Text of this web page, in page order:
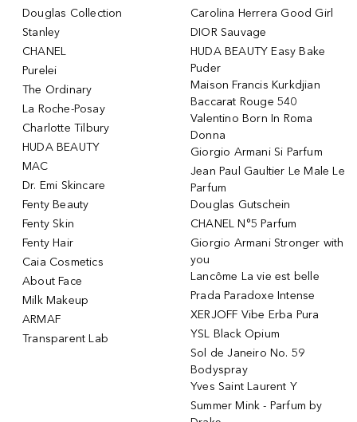
Douglas Collection
Stanley
CHANEL
Purelei
The Ordinary
La Roche-Posay
Charlotte Tilbury
HUDA BEAUTY
MAC
Dr. Emi Skincare
Fenty Beauty
Fenty Skin
Fenty Hair
Caia Cosmetics
About Face
Milk Makeup
ARMAF
Transparent Lab
Carolina Herrera Good Girl
DIOR Sauvage
HUDA BEAUTY Easy Bake
Puder
Maison Francis Kurkdjian
Baccarat Rouge 540
Valentino Born In Roma
Donna
Giorgio Armani Si Parfum
Jean Paul Gaultier Le Male Le
Parfum
Douglas Gutschein
CHANEL N°5 Parfum
Giorgio Armani Stronger with
you
Lancôme La vie est belle
Prada Paradoxe Intense
XERJOFF Vibe Erba Pura
YSL Black Opium
Sol de Janeiro No. 59
Bodyspray
Yves Saint Laurent Y
Summer Mink - Parfum by